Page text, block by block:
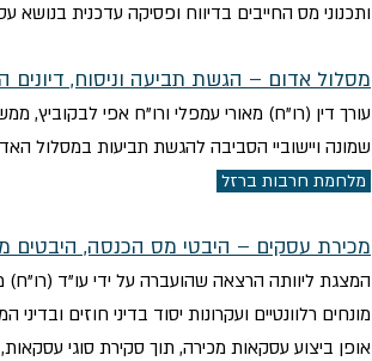
ותכנוני מס החייבים בדיווח ופסיקה עדכנית בנושא עסקה מלאכותית מכוח סעיף 86
מסלול אדום – הגשת תביעה וניסוח, דיונים
עורך דין (רו"ח) מאורי עמפלי ורו"ח אפי לבקוביץ,
שמונה ויישוביי הסביבה להגשת תביעות במסלול
מלחמת חרבות ברזל
מכירת עסקים – היבטי מס הכנסה, היבטים
המצגת ליוותה הרצאה שהועברה על ידי עו"ד
מונחים רלוונטיים ועקרונות יסוד בדיני חוזים
אופן ביצוע עסקאות מכירה, תוך סקירת סוגי